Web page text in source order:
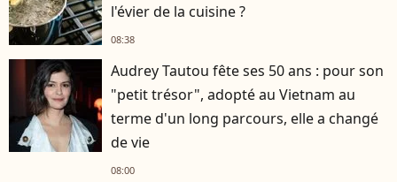
l'évier de la cuisine ?
08:38
Audrey Tautou fête ses 50 ans : pour son
"petit trésor", adopté au Vietnam au
terme d'un long parcours, elle a changé
de vie
08:00